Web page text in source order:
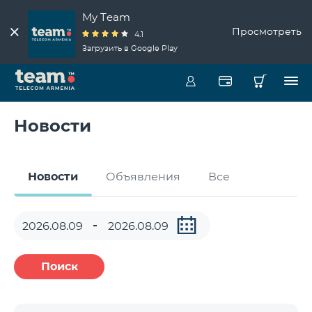
My Team
4.1
Загрузить в Google Play
Просмотреть
Новости
Новости Объявления Все
Поиск